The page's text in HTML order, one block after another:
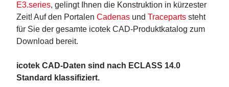
E3.series, gelingt Ihnen die Konstruktion in kürzester
Zeit! Auf den Portalen Cadenas und Traceparts steht
für Sie der gesamte icotek CAD-Produktkatalog zum
Download bereit.
icotek CAD-Daten sind nach ECLASS 14.0
Standard klassifiziert.